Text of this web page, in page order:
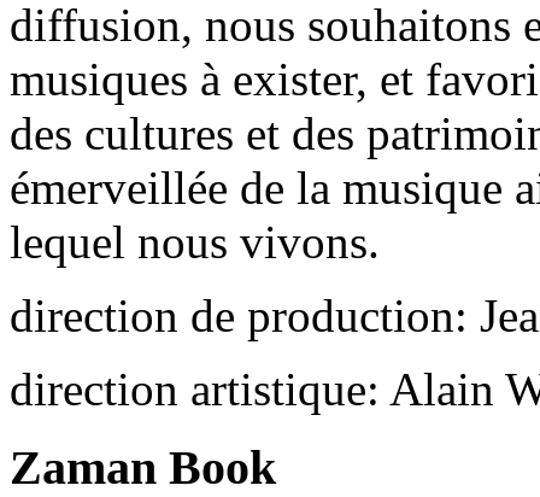
diffusion, nous souhaitons
musiques à exister, et
des cultures et des
émerveillée de la musique
lequel nous vivons.
direction de production:
direction artistique: Alain
Zaman Book